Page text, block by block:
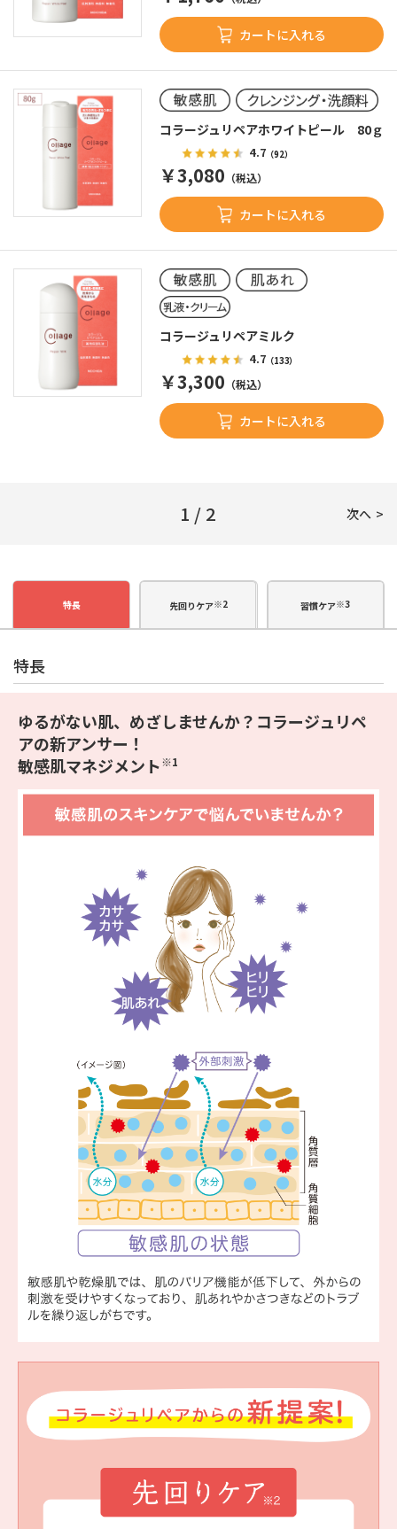
カートに入れる
コラージュリペアホワイトピール 80ｇ
4.7（92）
￥3,080 （税込）
カートに入れる
コラージュリペアミルク
4.7（133）
￥3,300 （税込）
カートに入れる
1 / 2 次へ
特長 先回りケア※2 習慣ケア※3
特長
ゆるがない肌、めざしませんか？コラージュリペ
アの新アンサー！
敏感肌マネジメント※1